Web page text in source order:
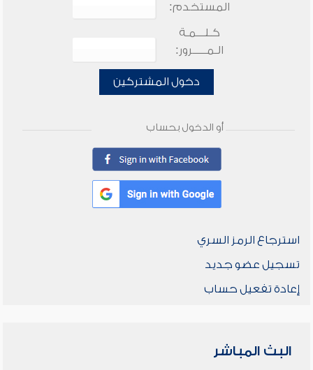
المستخدم:
كـلـــمـة
الـمـــــرور:
دخول المشتركين
أو الدخول بحساب
استرجاع الرمز السري
تسجيل عضو جديد
إعادة تفعيل حساب
البث المباشر